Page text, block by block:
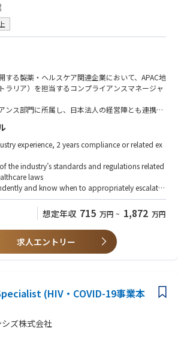
する製薬・ヘルスケア関連企業において、APAC地
ラリア）を担当するコンプライアンスマネージャ
ンス部門に所属し、日本法人の経営陣とも連携し
るコンプライアンスプログラムの運営・推進を
なビジネス支援に加え、医療従事者（HCP）対
ポリシー整備、教育研修、内部調査、リスク評価
ど、幅広い業務を担います。
、薬事、内部監査などの関連部署や海外チームと
イアンス体制の強化と企業倫理文化の浸透を推進
です。
般
講演依頼・学会協賛等のレビューおよび承認
イアンス関連レポート作成
アンスチームとの定例ミーティングへの参加
ル領域のコンプライアンス支援
供活動に関するアドバイス
資材、講演会資料等のコンプライアンスレビュー
る委員会対応および関連資料作成
experience, 2 years compliance or related ex
the industry’s standards and regulations related
laws
and know when to appropriately escalate
- anticipating, initiating and resolving issu
to communicate effectively with individuals up, d
communication skills
想定年収 715 万円 ~ 1,872 万円
求人エントリー
(HIV・COVID-19事業本
ズ株式会社